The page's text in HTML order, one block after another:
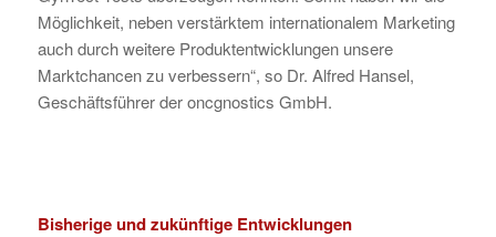
Möglichkeit, neben verstärktem internationalem Marketing
auch durch weitere Produktentwicklungen unsere
Marktchancen zu verbessern“, so Dr. Alfred Hansel,
Geschäftsführer der oncgnostics GmbH.
Bisherige und zukünftige Entwicklungen